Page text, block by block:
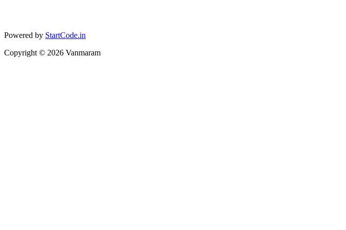
Powered by StartCode.in
Copyright © 2026 Vanmaram